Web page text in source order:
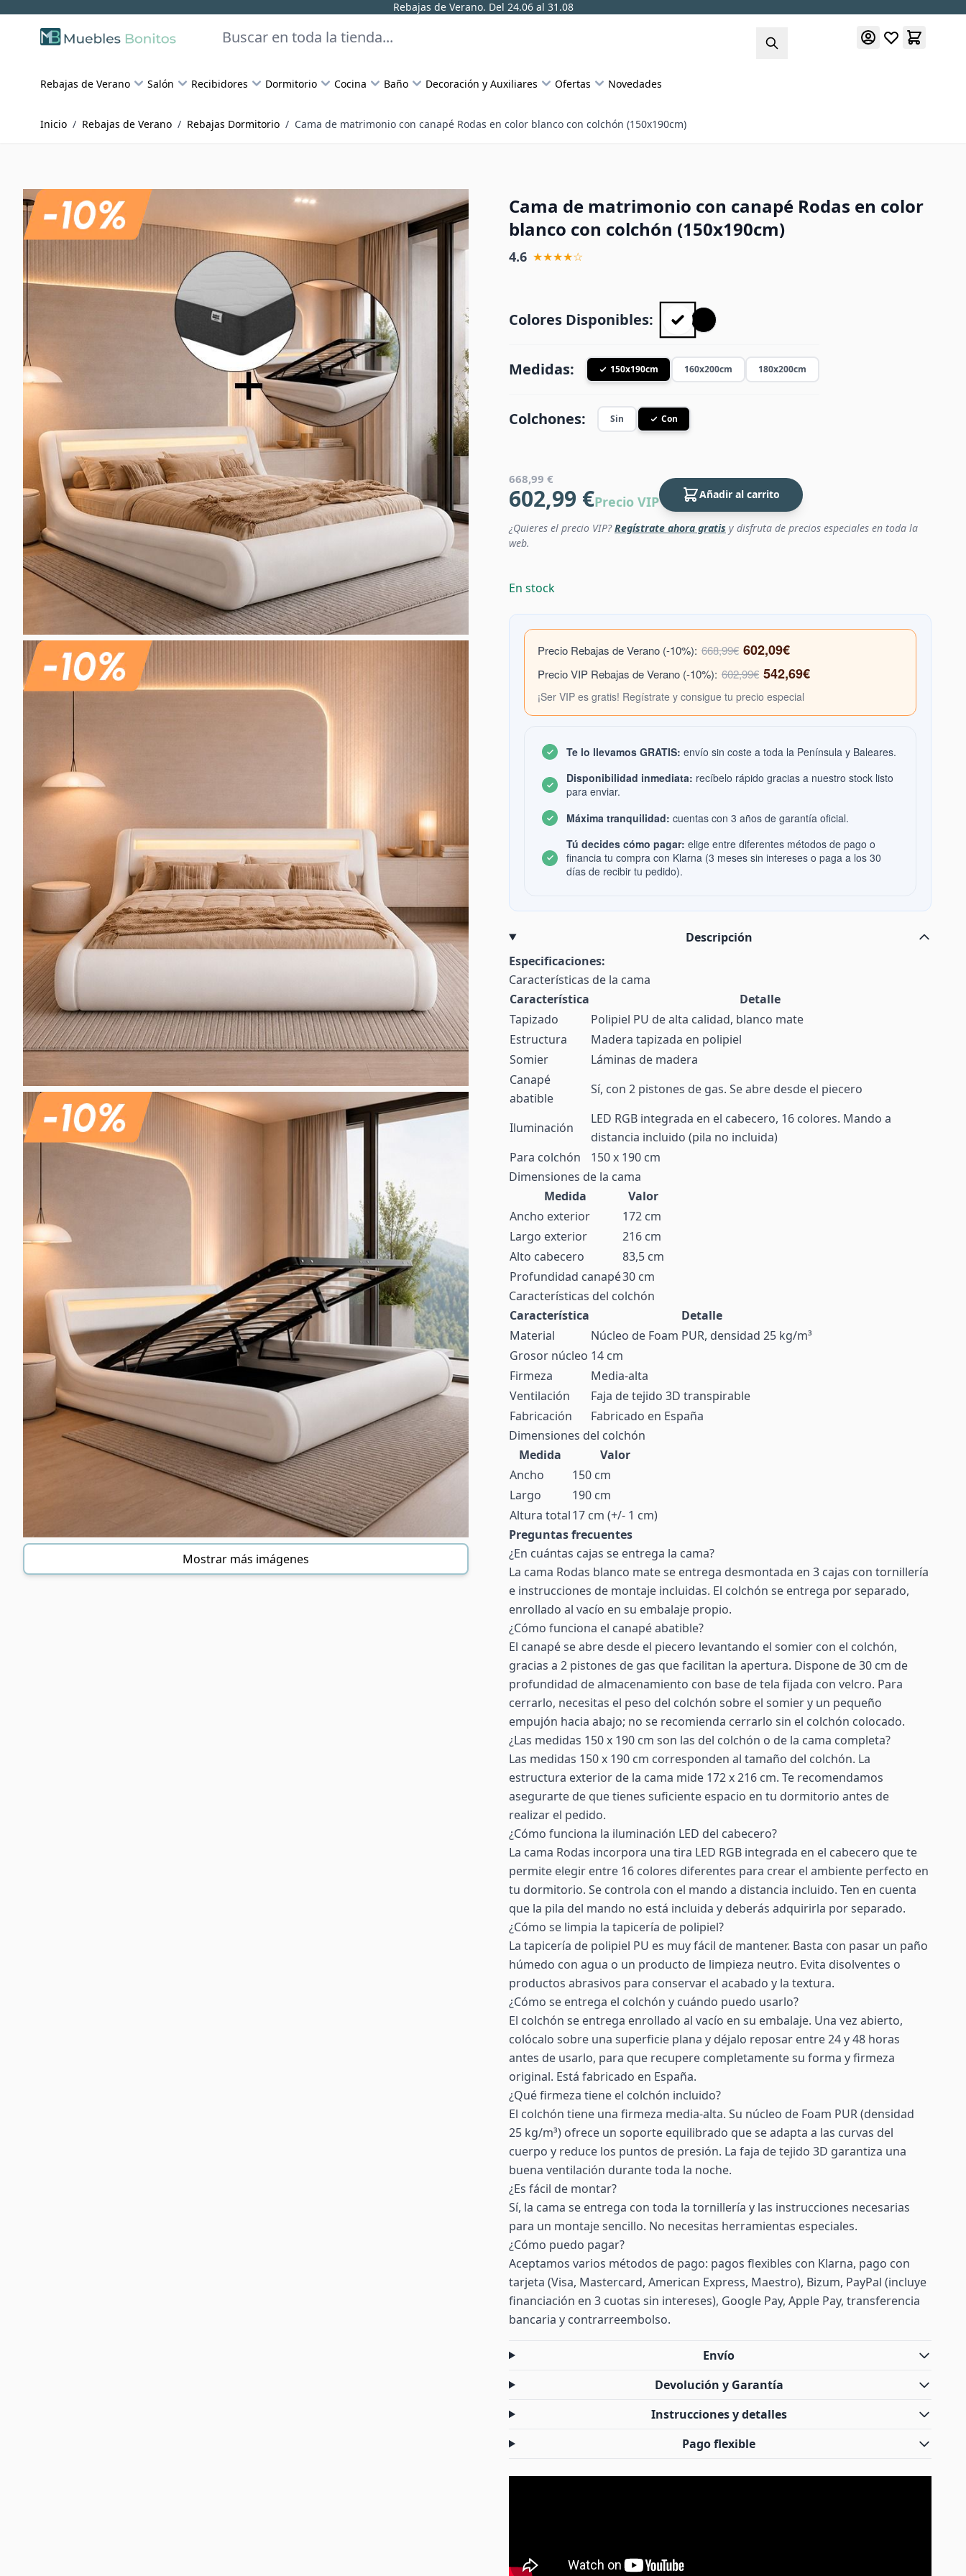
Rebajas de Verano. Del 24.06 al 31.08
Skip to Content
Buscar
Rebajas de Verano Salón Recibidores Dormitorio Cocina Baño Decoración y Auxiliares Ofertas Novedades
Inicio / Rebajas de Verano / Rebajas Dormitorio / Cama de matrimonio con canapé Rodas en color blanco con colchón (150x190cm)
Mostrar más imágenes
Cama de matrimonio con canapé Rodas en color
blanco con colchón (150x190cm)
4.6 ★★★★☆
Colores Disponibles:
Medidas: 150x190cm 160x200cm 180x200cm
Colchones: Sin Con
668,99 €
602,99 €Precio VIP Añadir al carrito
¿Quieres el precio VIP?Regístrate ahora gratis y disfruta de precios especiales en toda la
web.
En stock
Precio Rebajas de Verano (-10%): 668,99€ 602,09€
Precio VIP Rebajas de Verano (-10%): 602,99€ 542,69€
¡Ser VIP es gratis! Regístrate y consigue tu precio especial
Te lo llevamos GRATIS: envío sin coste a toda la Península y Baleares.
Disponibilidad inmediata: recíbelo rápido gracias a nuestro stock listo
para enviar.
Máxima tranquilidad: cuentas con 3 años de garantía oficial.
Tú decides cómo pagar: elige entre diferentes métodos de pago o
financia tu compra con Klarna (3 meses sin intereses o paga a los 30
días de recibir tu pedido).
Descripción
Especificaciones:
Características de la cama
Característica
Detalle
Tapizado
Polipiel PU de alta calidad, blanco mate
Estructura
Madera tapizada en polipiel
Somier
Láminas de madera
Canapé
abatible
Sí, con 2 pistones de gas. Se abre desde el piecero
Iluminación
LED RGB integrada en el cabecero, 16 colores. Mando a
distancia incluido (pila no incluida)
Para colchón
150 x 190 cm
Dimensiones de la cama
Medida
Valor
Ancho exterior
172 cm
Largo exterior
216 cm
Alto cabecero
83,5 cm
Profundidad canapé30 cm
Características del colchón
Característica
Detalle
Material
Núcleo de Foam PUR, densidad 25 kg/m³
Grosor núcleo 14 cm
Firmeza
Media-alta
Ventilación
Faja de tejido 3D transpirable
Fabricación
Fabricado en España
Dimensiones del colchón
Medida
Valor
Ancho
150 cm
Largo
190 cm
Altura total17 cm (+/- 1 cm)
Preguntas frecuentes
¿En cuántas cajas se entrega la cama?
La cama Rodas blanco mate se entrega desmontada en 3 cajas con tornillería
e instrucciones de montaje incluidas. El colchón se entrega por separado,
enrollado al vacío en su embalaje propio.
¿Cómo funciona el canapé abatible?
El canapé se abre desde el piecero levantando el somier con el colchón,
gracias a 2 pistones de gas que facilitan la apertura. Dispone de 30 cm de
profundidad de almacenamiento con base de tela fijada con velcro. Para
cerrarlo, necesitas el peso del colchón sobre el somier y un pequeño
empujón hacia abajo; no se recomienda cerrarlo sin el colchón colocado.
¿Las medidas 150 x 190 cm son las del colchón o de la cama completa?
Las medidas 150 x 190 cm corresponden al tamaño del colchón. La
estructura exterior de la cama mide 172 x 216 cm. Te recomendamos
asegurarte de que tienes suficiente espacio en tu dormitorio antes de
realizar el pedido.
¿Cómo funciona la iluminación LED del cabecero?
La cama Rodas incorpora una tira LED RGB integrada en el cabecero que te
permite elegir entre 16 colores diferentes para crear el ambiente perfecto en
tu dormitorio. Se controla con el mando a distancia incluido. Ten en cuenta
que la pila del mando no está incluida y deberás adquirirla por separado.
¿Cómo se limpia la tapicería de polipiel?
La tapicería de polipiel PU es muy fácil de mantener. Basta con pasar un paño
húmedo con agua o un producto de limpieza neutro. Evita disolventes o
productos abrasivos para conservar el acabado y la textura.
¿Cómo se entrega el colchón y cuándo puedo usarlo?
El colchón se entrega enrollado al vacío en su embalaje. Una vez abierto,
colócalo sobre una superficie plana y déjalo reposar entre 24 y 48 horas
antes de usarlo, para que recupere completamente su forma y firmeza
original. Está fabricado en España.
¿Qué firmeza tiene el colchón incluido?
El colchón tiene una firmeza media-alta. Su núcleo de Foam PUR (densidad
25 kg/m³) ofrece un soporte equilibrado que se adapta a las curvas del
cuerpo y reduce los puntos de presión. La faja de tejido 3D garantiza una
buena ventilación durante toda la noche.
¿Es fácil de montar?
Sí, la cama se entrega con toda la tornillería y las instrucciones necesarias
para un montaje sencillo. No necesitas herramientas especiales.
¿Cómo puedo pagar?
Aceptamos varios métodos de pago: pagos flexibles con Klarna, pago con
tarjeta (Visa, Mastercard, American Express, Maestro), Bizum, PayPal (incluye
financiación en 3 cuotas sin intereses), Google Pay, Apple Pay, transferencia
bancaria y contrarreembolso.
Envío
Devolución y Garantía
Instrucciones y detalles
Pago flexible